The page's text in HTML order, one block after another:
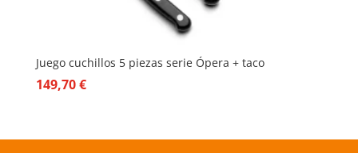
Juego cuchillos 5 piezas serie Ópera + taco
149,70€